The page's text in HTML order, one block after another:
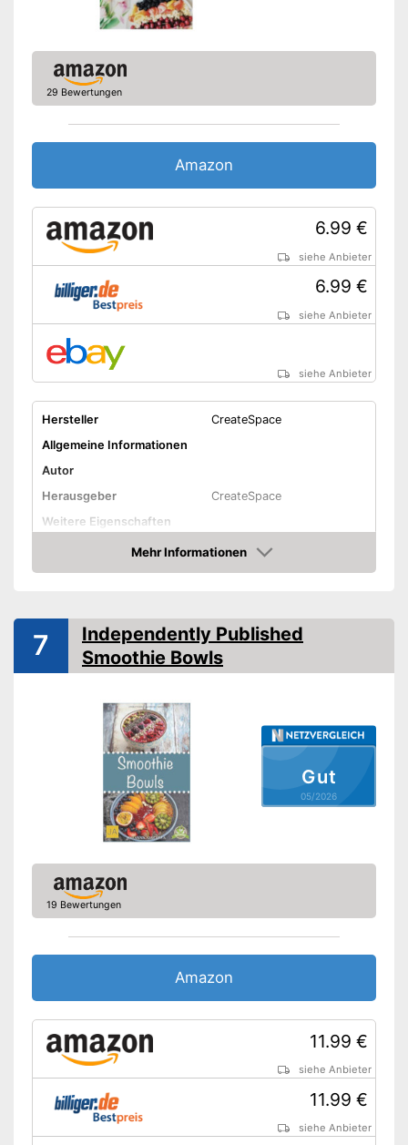
29 Bewertungen
Amazon
6.99 €
siehe Anbieter
6.99 €
siehe Anbieter
siehe Anbieter
Hersteller
CreateSpace
Allgemeine Informationen
Autor
Herausgeber
CreateSpace
Weitere Eigenschaften
Anzahl Seiten
Mehr Informationen
Amazon
Gut
05/2026
7
Independently Published
Smoothie Bowls
19 Bewertungen
Amazon
11.99 €
siehe Anbieter
11.99 €
siehe Anbieter